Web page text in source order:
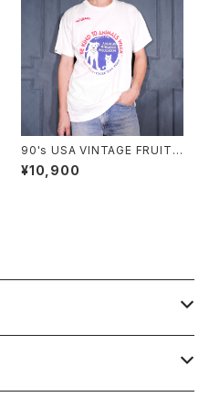
90's USA VINTAGE FRUIT
OF THE LOOM PETS MART
BE KIND TO ANIMALS WEE
¥10,900